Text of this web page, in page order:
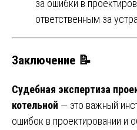
за ошибки в
ответственным за
Заключение 📝
Судебная экспертиза
котельной — это важный
ошибок в проектировании и